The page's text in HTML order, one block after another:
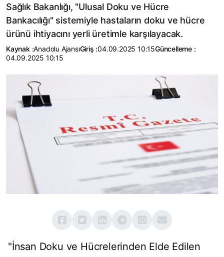
Sağlık Bakanlığı, "Ulusal Doku ve Hücre
Bankacılığı" sistemiyle hastaların doku ve hücre
ürünü ihtiyacını yerli üretimle karşılayacak.
Kaynak :Anadolu AjansıGiriş :04.09.2025 10:15Güncelleme :
04.09.2025 10:15
"İnsan Doku ve Hücrelerinden Elde Edilen